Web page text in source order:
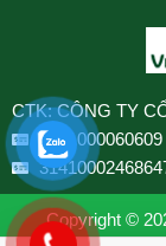
CTK: CÔNG TY
Copyright ©